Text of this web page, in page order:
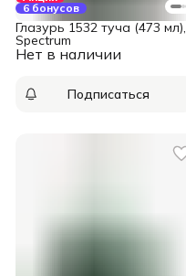
6 бонусов
Нет в наличии
Глазурь 1532 туча (473 мл),
Spectrum
Подписаться